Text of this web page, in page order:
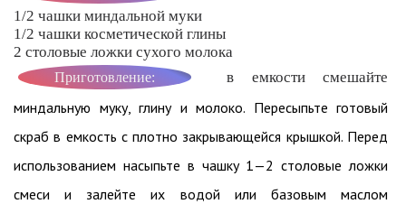
1/2 чашки миндальной муки
1/2 чашки косметической глины
2 столовые ложки сухого молока
Приготовление: в емкости смешайте
миндальную муку, глину и молоко. Пересыпьте готовый
скраб в емкость с плотно закрывающейся крышкой. Перед
использованием насыпьте в чашку 1—2 столовые ложки
смеси и залейте их водой или базовым маслом